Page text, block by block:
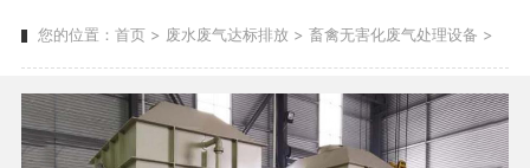
您的位置： 首页> 废水废气达标排放 > 畜禽无害化废气处理设备 >